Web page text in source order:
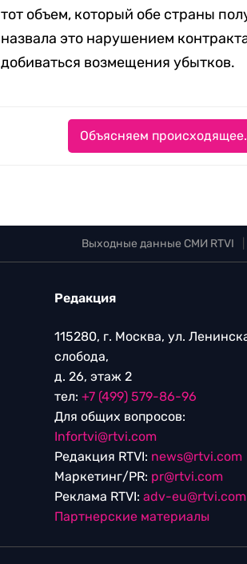
тот объем, который обе страны
назвала это нарушением
добиваться возмещения убытков.
Объясняем происходящее.
Выходные данные СМИ RTVI
Редакция
115280, г. Москва, ул.
слобода,
д. 26, этаж 2
тел: +7 (499) 579-86-96
Для общих вопросов:
Infortvi@rtvi.com
Редакция RTVI: news@rtvi.com
Маркетинг/PR: pr@rtvi.com
Реклама RTVI: adv-eu@rtvi.com
Партнерские материалы